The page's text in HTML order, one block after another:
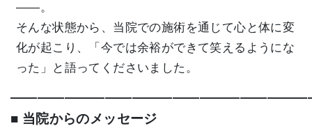
――。
そんな状態から、当院での施術を通じて心と体に変
化が起こり、「今では余裕ができて笑えるようにな
った」と語ってくださいました。
■ 当院からのメッセージ